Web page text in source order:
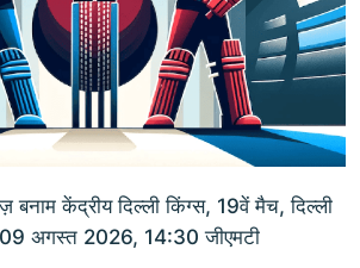
बनाम केंद्रीय दिल्ली किंग्स, 19वें मैच, दिल्ली
09 अगस्त 2026, 14:30 जीएमटी